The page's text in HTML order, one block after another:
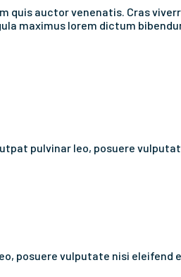
quis auctor venenatis. Cras
maximus lorem dictum
pulvinar leo, posuere
posuere vulputate nisi eleifend